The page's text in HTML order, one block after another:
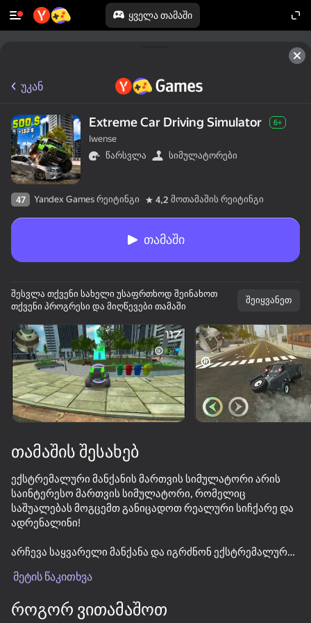
ყველა თამაში
ჩართეთ მოწყობილობა
თამაში მუშაობს მხოლოდ ჰორიზონტალური
ორიენტაცია
Chasing traffic
Mad Skills Motocross 2 Eat.Sleep.Repeat
უკან
Extreme Car Driving Simulator 6+
Iwense
წარსვლა
სიმულატორები
47 Yandex Games რეიტინგი 4,2 მოთამაშის რეიტინგი
თამაში
შესვლა თქვენი სახელი უსაფრთხოდ შეინახოთ
თქვენი პროგრესი და მიღწევები თამაში
შეიყვანეთ
თამაშის შესახებ
ექსტრემალური მანქანის მართვის სიმულატორი არის
საინტერესო მართვის სიმულატორი, რომელიც
საშუალებას მოგცემთ განიცადოთ რეალური სიჩქარე და
ადრენალინი!
არჩევა საყვარელი მანქანა და იგრძნონ ექსტრემალური
შეასრულოს stunts და jumps on trampolines, განადგურება
მეტის წაკითხვა
როგორ ვითამაშოთ